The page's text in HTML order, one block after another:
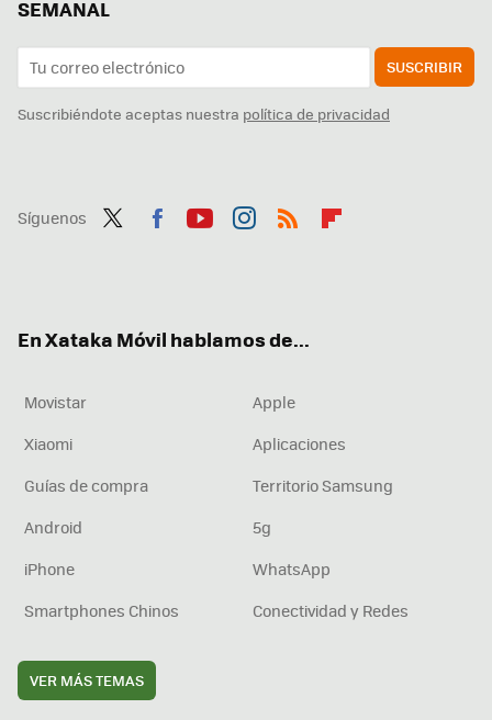
SEMANAL
SUSCRIBIR
Suscribiéndote aceptas nuestra política de privacidad
Síguenos
En Xataka Móvil hablamos de...
Movistar
Apple
Xiaomi
Aplicaciones
Guías de compra
Territorio Samsung
Android
5g
iPhone
WhatsApp
Smartphones Chinos
Conectividad y Redes
VER MÁS TEMAS